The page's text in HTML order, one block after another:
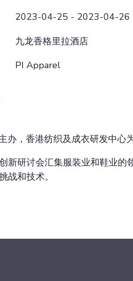
2023-04-25 - 2023-04-26
九龙香格里拉酒店
PI Apparel
办，香港纺织及成衣研发中心
新研讨会汇集服装业和鞋业
战和技术。